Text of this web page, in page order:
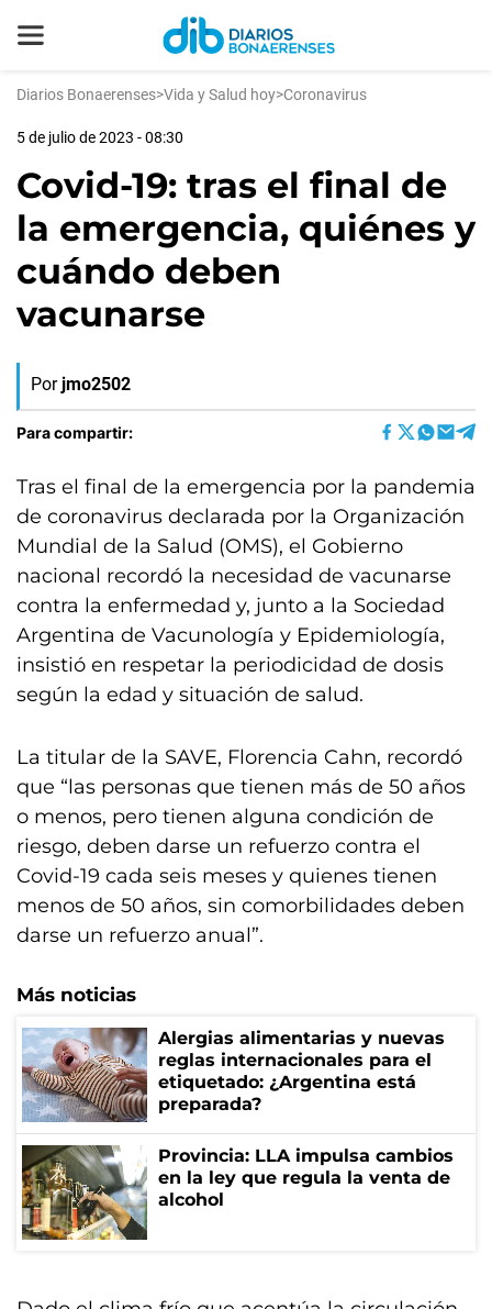
Diarios Bonaerenses>Vida y Salud hoy>Coronavirus
5 de julio de 2023 - 08:30
Covid-19: tras el final de
la emergencia, quiénes y
cuándo deben
vacunarse
Por jmo2502
Para compartir:
Tras el final de la emergencia por la pandemia
de coronavirus declarada por la Organización
Mundial de la Salud (OMS), el Gobierno
nacional recordó la necesidad de vacunarse
contra la enfermedad y, junto a la Sociedad
Argentina de Vacunología y Epidemiología,
insistió en respetar la periodicidad de dosis
según la edad y situación de salud.
La titular de la SAVE, Florencia Cahn, recordó
que “las personas que tienen más de 50 años
o menos, pero tienen alguna condición de
riesgo, deben darse un refuerzo contra el
Covid-19 cada seis meses y quienes tienen
menos de 50 años, sin comorbilidades deben
darse un refuerzo anual”.
Más noticias
Alergias alimentarias y nuevas
reglas internacionales para el
etiquetado: ¿Argentina está
preparada?
Provincia: LLA impulsa cambios
en la ley que regula la venta de
alcohol